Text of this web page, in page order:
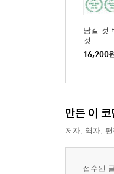
남길 것
것
16,200
만든 이 코
저자, 역자,
접수된